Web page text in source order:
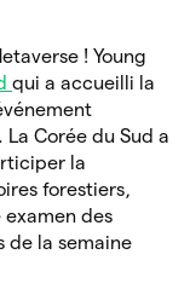
! Young
qui a accueilli la
Corée du Sud a
la
forestiers,
des
de la semaine